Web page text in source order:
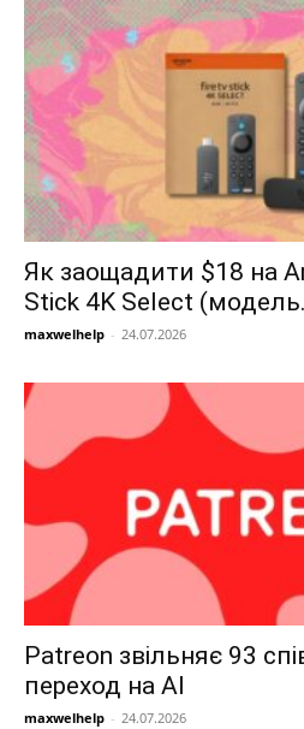
Як заощадити $18 на
Stick 4K Select
maxwelhelp - 24.07.2026
Patreon звільняє 93
переход на AI
maxwelhelp - 24.07.2026